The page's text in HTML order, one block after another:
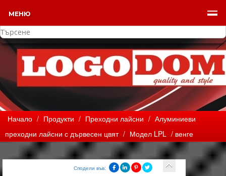
МЕНЮ
Начало / Продукти / Преходни лайсни / Алуминиеви
преходни лайсни с дървесен цвят / Модел LPL / венге
Сподели във: